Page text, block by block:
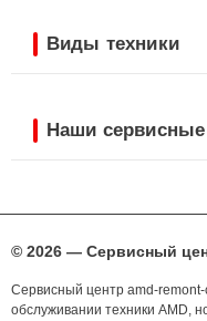
Виды техники
Наши
© 2026 — Сервисный
Сервисный центр amd-
обслуживании техники AMD,